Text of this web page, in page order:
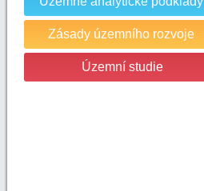
Zásady územního rozvoje
Územní studie